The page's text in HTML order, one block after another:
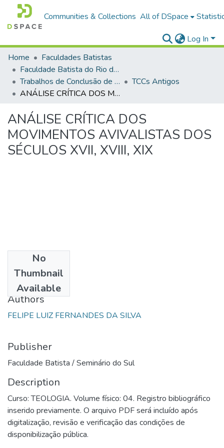
Communities & Collections All of DSpace
Log In
Home
Faculdades Batistas
Faculdade Batista do Rio de Janeiro (FABAT-RJ)
Trabalhos de Conclusão de Curso (TCC)
TCCs Antigos
ANÁLISE CRÍTICA DOS MOVIMENTOS AVIVALISTAS DOS SÉCULOS XVII, XVIII, XIX
ANÁLISE CRÍTICA DOS
MOVIMENTOS AVIVALISTAS DOS
SÉCULOS XVII, XVIII, XIX
No
Thumbnail
Available
2009
Authors
FELIPE LUIZ FERNANDES DA SILVA
Publisher
Faculdade Batista / Seminário do Sul
Description
Curso: TEOLOGIA. Volume físico: 04. Registro bibliográfico
inserido previamente. O arquivo PDF será incluído após
digitalização, revisão e verificação das condições de
disponibilização pública.